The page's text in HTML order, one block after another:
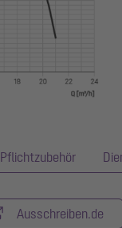
Pflichtzubehör
Ausschreiben.de